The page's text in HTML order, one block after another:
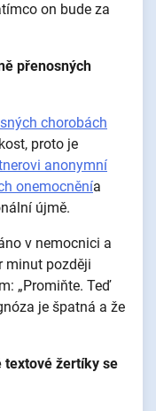
on bude za
přenosných
chorobách
proto je
anonymní
onemocněnía
újmě.
v nemocnici a
minut později
„Promiňte. Teď
je špatná a že
textové žertíky se